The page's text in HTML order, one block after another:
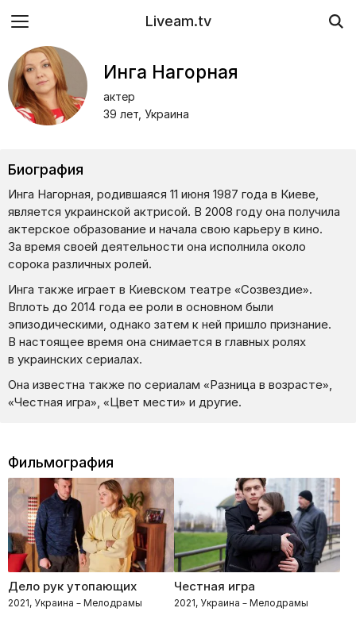
Liveam.tv
Инга Нагорная
актер
39 лет, Украина
Биография
Инга Нагорная, родившаяся 11 июня 1987 года в Киеве,
является украинской актрисой. В 2008 году она получила
актерское образование и начала свою карьеру в кино.
За время своей деятельности она исполнила около
сорока различных ролей.
Инга также играет в Киевском театре «Созвездие».
Вплоть до 2014 года ее роли в основном были
эпизодическими, однако затем к ней пришло признание.
В настоящее время она снимается в главных ролях
в украинских сериалах.
Она известна также по сериалам «Разница в возрасте»,
«Честная игра», «Цвет мести» и другие.
Фильмография
Дело рук утопающих
2021, Украина – Мелодрамы
Честная игра
2021, Украина – Мелодрамы